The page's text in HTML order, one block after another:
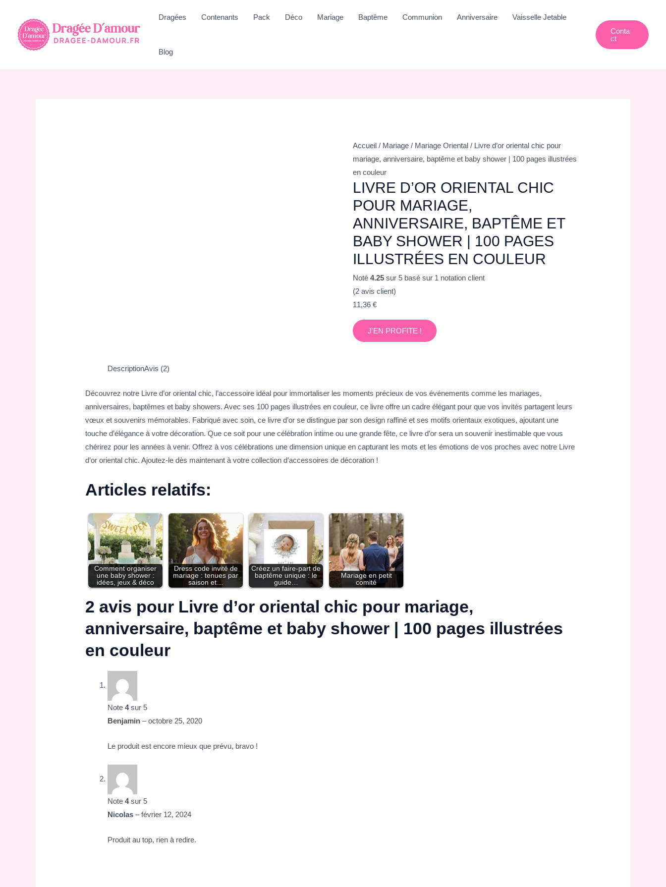
contenu
Dragées Contenants Pack Déco Mariage Baptême Communion Anniversaire Vaisselle Jetable
Blog
Conta
Ct
Accueil / Mariage / Mariage Oriental / Livre d’or oriental chic pour
mariage, anniversaire, baptême et baby shower | 100 pages illustrées
en couleur
LIVRE D’OR ORIENTAL CHIC
POUR MARIAGE,
ANNIVERSAIRE, BAPTÊME ET
BABY SHOWER | 100 PAGES
ILLUSTRÉES EN COULEUR
Noté 4.25 sur 5 basé sur 1 notation client
(2 avis client)
11,36 €
J'EN PROFITE !
DescriptionAvis (2)
Découvrez notre Livre d’or oriental chic, l’accessoire idéal pour immortaliser les moments précieux de vos événements comme les mariages,
anniversaires, baptêmes et baby showers. Avec ses 100 pages illustrées en couleur, ce livre offre un cadre élégant pour que vos invités partagent leurs
vœux et souvenirs mémorables. Fabriqué avec soin, ce livre d’or se distingue par son design raffiné et ses motifs orientaux exotiques, ajoutant une
touche d’élégance à votre décoration. Que ce soit pour une célébration intime ou une grande fête, ce livre d’or sera un souvenir inestimable que vous
chérirez pour les années à venir. Offrez à vos célébrations une dimension unique en capturant les mots et les émotions de vos proches avec notre Livre
d’or oriental chic. Ajoutez-le dès maintenant à votre collection d’accessoires de décoration !
Articles relatifs:
Comment organiser
une baby shower :
idées, jeux & déco
Dress code invité de
mariage : tenues par
saison et…
Créez un faire-part de
baptême unique : le
guide…
Mariage en petit
comité
2 avis pour Livre d’or oriental chic pour mariage,
anniversaire, baptême et baby shower | 100 pages illustrées
en couleur
Note4sur 5
Benjamin– octobre 25, 2020
Le produit est encore mieux que prévu, bravo !
Note4sur 5
Nicolas– février 12, 2024
Produit au top, rien à redire.